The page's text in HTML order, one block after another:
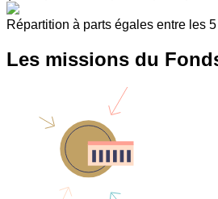
Répartition à parts égales entre les 5
Les missions du